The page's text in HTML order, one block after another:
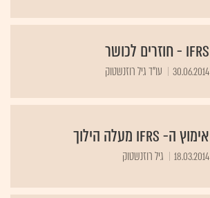
IFRS - חוזרים לכושר
30.06.2014 עו"ד גיל רוזנשטוק
אימוץ ה- IFRS מעלה הילוך
18.03.2014 גיל רוזנשטוק